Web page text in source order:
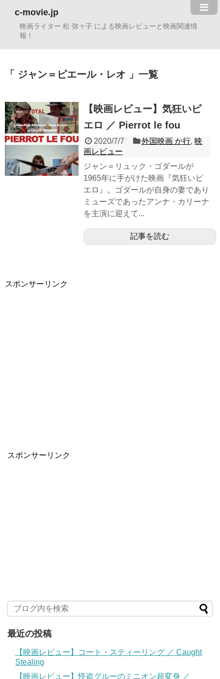
c-movie.jp
映画ライター 松 弥々子 による映画レビューと映画関連情
報！
ジャン＝ピエール・レオ 一覧
【映画レビュー】気狂いピ
エロ ／ Pierrot le fou
2020/7/7 外国映画 か行, 映
画レビュー
ジャン＝リュック・ゴダールが
1965年に手がけた映画『気狂いピ
エロ』。ゴダールが自身の妻であり
ミューズであったアンナ・カリーナ
を主演に迎えて...
記事を読む
スポンサーリンク
スポンサーリンク
最近の投稿
【映画レビュー】コート・スティーリング ／ Caught
Stealing
【映画レビュー】怪盗グルーのミニオン超変身 ／